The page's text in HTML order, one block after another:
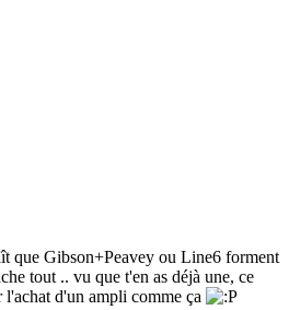
que Gibson+Peavey ou Line6 forment
tout .. vu que t'en as déjà une, ce
l'achat d'un ampli comme ça